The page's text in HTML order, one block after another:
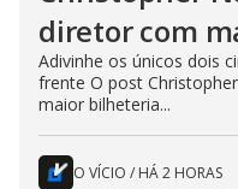
diretor com
Adivinhe os únicos dois
frente O post
maior bilheteria...
O VÍCIO / HÁ 2 HORAS